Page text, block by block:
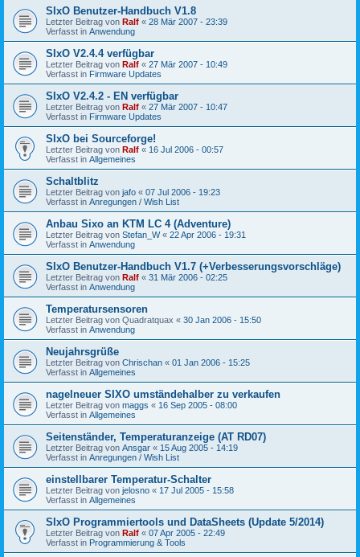
SIxO Benutzer-Handbuch V1.8
Letzter Beitrag von Ralf « 28 Mär 2007 - 23:39
Verfasst in Anwendung
SIxO V2.4.4 verfügbar
Letzter Beitrag von Ralf « 27 Mär 2007 - 10:49
Verfasst in Firmware Updates
SIxO V2.4.2 - EN verfügbar
Letzter Beitrag von Ralf « 27 Mär 2007 - 10:47
Verfasst in Firmware Updates
SIxO bei Sourceforge!
Letzter Beitrag von Ralf « 16 Jul 2006 - 00:57
Verfasst in Allgemeines
Schaltblitz
Letzter Beitrag von jafo « 07 Jul 2006 - 19:23
Verfasst in Anregungen / Wish List
Anbau Sixo an KTM LC 4 (Adventure)
Letzter Beitrag von Stefan_W« 22 Apr 2006 - 19:31
Verfasst in Anwendung
SIxO Benutzer-Handbuch V1.7 (+Verbesserungsvorschläge)
Letzter Beitrag von Ralf « 31 Mär 2006 - 02:25
Verfasst in Anwendung
Temperatursensoren
Letzter Beitrag von Quadratquax « 30 Jan 2006 - 15:50
Verfasst in Anwendung
Neujahrsgrüße
Letzter Beitrag von Chrischan « 01 Jan 2006 - 15:25
Verfasst in Allgemeines
nagelneuer SIXO umständehalber zu verkaufen
Letzter Beitrag von maggs « 16 Sep 2005 - 08:00
Verfasst in Allgemeines
Seitenständer, Temperaturanzeige (AT RD07)
Letzter Beitrag von Ansgar « 15 Aug 2005 - 14:19
Verfasst in Anregungen / Wish List
einstellbarer Temperatur-Schalter
Letzter Beitrag von jelosno « 17 Jul 2005 - 15:58
Verfasst in Allgemeines
SIxO Programmiertools und DataSheets (Update 5/2014)
Letzter Beitrag von Ralf « 07 Apr 2005 - 22:49
Verfasst in Programmierung & Tools